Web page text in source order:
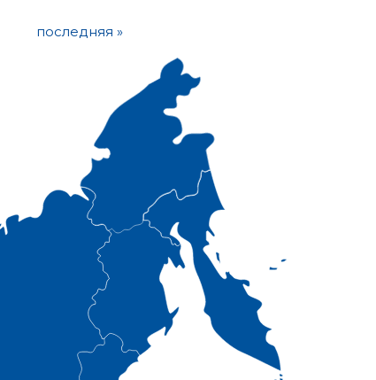
последняя »